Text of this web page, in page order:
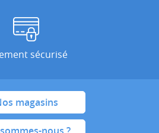
sécurisé
magasins